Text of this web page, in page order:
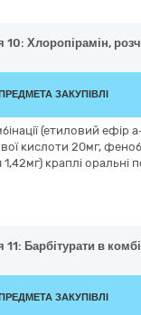
10: Хлоропірамін,
ЗАКУПІВЛІ
(етиловий ефір
кислоти 20мг,
1,42мг) краплі оральні
11: Барбітурати в
ЗАКУПІВЛІ